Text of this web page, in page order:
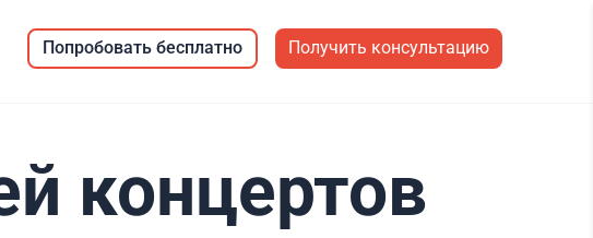
Попробовать бесплатно Получить консультацию
концертов